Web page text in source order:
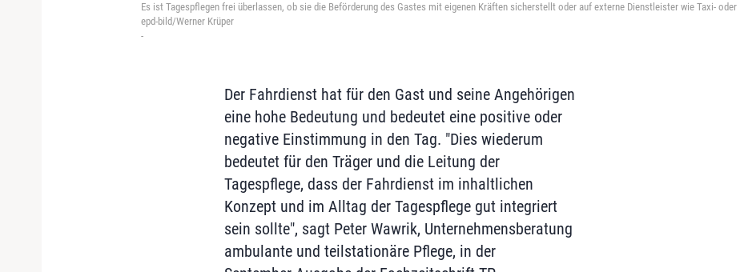
Es ist Tagespflegen frei überlassen, ob sie die Beförderung des Gastes mit eigenen Kräften sicherstellt oder auf externe Dienstleister wie Taxi-
epd-bild/Werner Krüper
-
Der Fahrdienst hat für den Gast und seine Angehörigen
eine hohe Bedeutung und bedeutet eine positive oder
negative Einstimmung in den Tag. "Dies wiederum
bedeutet für den Träger und die Leitung der
Tagespflege, dass der Fahrdienst im inhaltlichen
Konzept und im Alltag der Tagespflege gut integriert
sein sollte", sagt Peter Wawrik, Unternehmensberatung
ambulante und teilstationäre Pflege, in der